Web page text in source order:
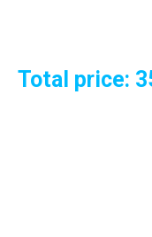
Total price: